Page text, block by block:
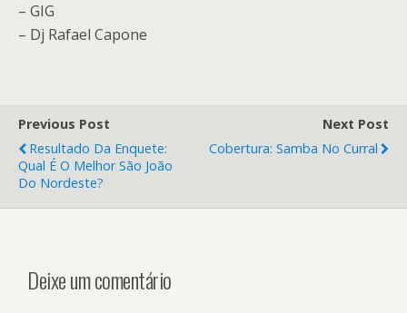
– GIG
– Dj Rafael Capone
Previous Post
Resultado Da Enquete:
Qual É O Melhor São João
Do Nordeste?
Next Post
Cobertura: Samba No Curral
Deixe um comentário